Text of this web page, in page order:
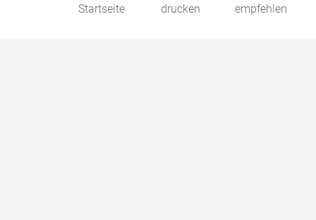
Startseite
drucken
empfehlen